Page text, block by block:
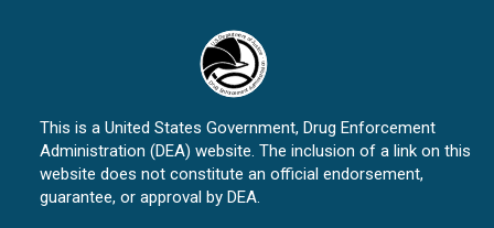
This is a United States Government, Drug Enforcement
Administration (DEA) website. The inclusion of a link on this
website does not constitute an official endorsement,
guarantee, or approval by DEA.